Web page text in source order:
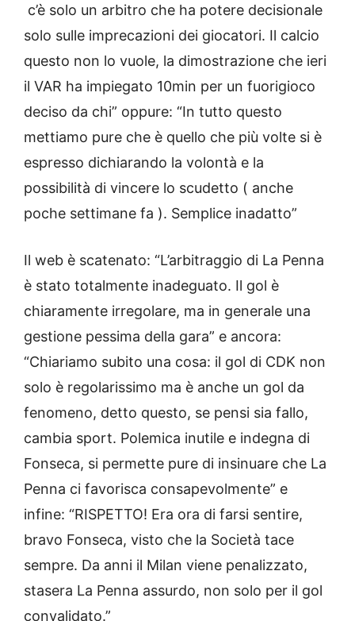
c’è solo un arbitro che ha potere decisionale
solo sulle imprecazioni dei giocatori. Il calcio
questo non lo vuole, la dimostrazione che ieri
il VAR ha impiegato 10min per un fuorigioco
deciso da chi” oppure: “In tutto questo
mettiamo pure che è quello che più volte si è
espresso dichiarando la volontà e la
possibilità di vincere lo scudetto ( anche
poche settimane fa ). Semplice inadatto”
Il web è scatenato: “L’arbitraggio di La Penna
è stato totalmente inadeguato. Il gol è
chiaramente irregolare, ma in generale una
gestione pessima della gara” e ancora:
“Chiariamo subito una cosa: il gol di CDK non
solo è regolarissimo ma è anche un gol da
fenomeno, detto questo, se pensi sia fallo,
cambia sport. Polemica inutile e indegna di
Fonseca, si permette pure di insinuare che La
Penna ci favorisca consapevolmente” e
infine: “RISPETTO! Era ora di farsi sentire,
bravo Fonseca, visto che la Società tace
sempre. Da anni il Milan viene penalizzato,
stasera La Penna assurdo, non solo per il gol
convalidato.”